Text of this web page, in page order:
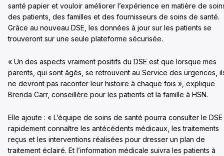
santé papier et vouloir améliorer l’expérience en matière de
des patients, des familles et des fournisseurs de soins de santé.
Grâce au nouveau DSE, les données à jour sur les patients se
trouveront sur une seule plateforme sécurisée.
« Un des aspects vraiment positifs du DSE est que lorsque mes
parents, qui sont âgés, se retrouvent au Service des urgences,
ne devront pas raconter leur histoire à chaque fois », explique
Brenda Carr, conseillère pour les patients et la famille à HSN.
Elle ajoute : « L’équipe de soins de santé pourra consulter le
rapidement connaître les antécédents médicaux, les traitements
reçus et les interventions réalisées pour dresser un plan de
traitement éclairé. Et l’information médicale suivra les patients à